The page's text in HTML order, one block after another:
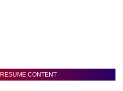
CONTENT